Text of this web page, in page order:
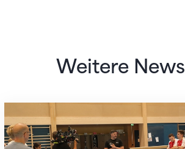
Weitere News
Mit klaren Zielen nach Zagreb